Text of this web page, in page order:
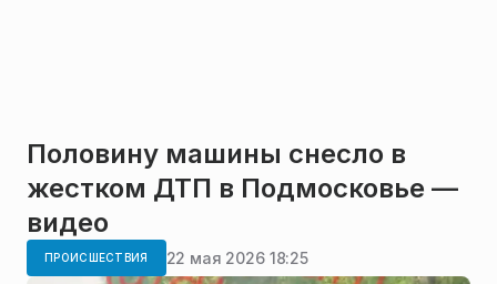
Половину машины снесло в
жестком ДТП в Подмосковье —
видео
ПРОИСШЕСТВИЯ 22 мая 2026 18:25